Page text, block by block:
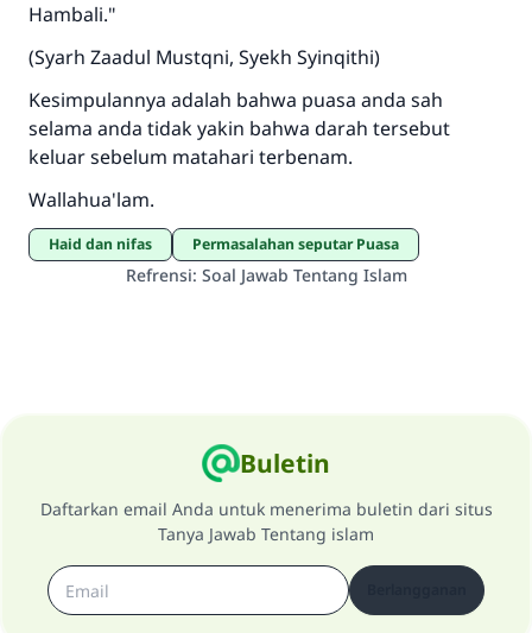
Hambali."
(Syarh Zaadul Mustqni, Syekh Syinqithi)
Kesimpulannya adalah bahwa puasa anda sah
selama anda tidak yakin bahwa darah tersebut
keluar sebelum matahari terbenam.
Wallahua'lam.
haid dan nifas Permasalahan seputar Puasa
Refrensi: Soal Jawab Tentang Islam
Buletin
Daftarkan email Anda untuk menerima buletin dari situs
Tanya Jawab Tentang islam